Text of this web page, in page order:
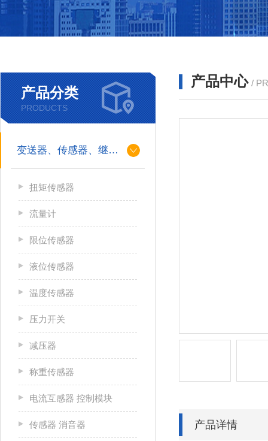
产品分类
PRODUCTS
变送器、传感器、继电器
扭矩传感器
流量计
限位传感器
液位传感器
温度传感器
压力开关
减压器
称重传感器
电流互感器 控制模块
传感器 消音器
产品中心 /
产品详情